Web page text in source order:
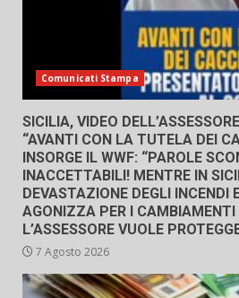
Comunicati Stampa
SICILIA, VIDEO
“AVANTI CON LA TUTELA DEI
INSORGE IL WWF: “PAROLE
INACCETTABILI! MENTRE IN
DEVASTAZIONE DEGLI INCENDI
AGONIZZA PER I
L’ASSESSORE VUOLE
7 Agosto 2026